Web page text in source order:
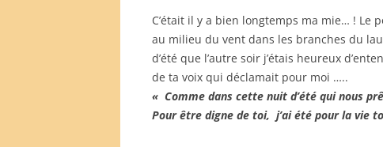
C’était il y a bien longtemps ma mie… ! Le
au milieu du vent dans les branches du
d’été que l’autre soir j’étais heureux
de ta voix qui déclamait pour moi …..
« Comme dans cette nuit d’été qui nous
Pour être digne de toi, j’ai été pour la vie